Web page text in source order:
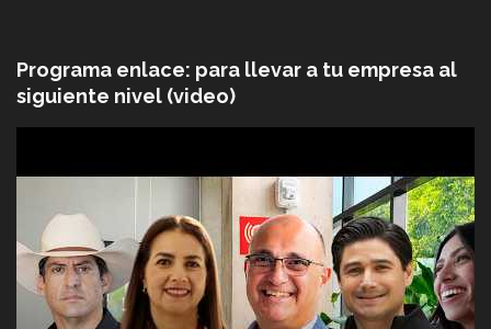
Programa enlace: para llevar a tu empresa al
siguiente nivel (video)